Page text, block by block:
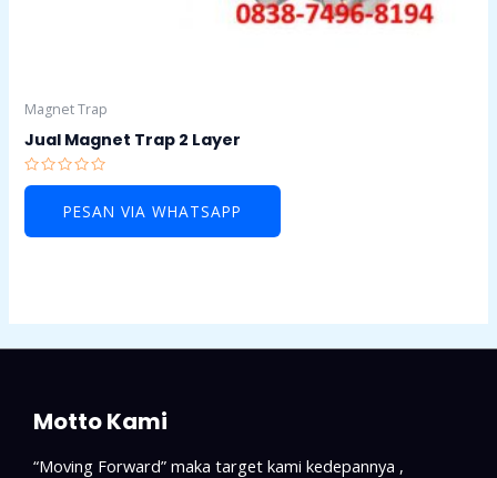
Magnet Trap
Jual Magnet Trap 2 Layer
Rated
5
PESAN VIA WHATSAPP
Motto Kami
“Moving Forward” maka target kami kedepannya ,